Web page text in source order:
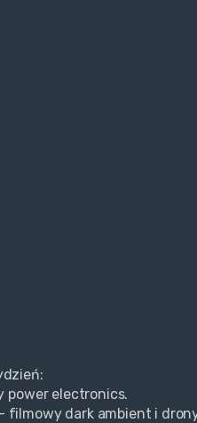
power electronics.
filmowy dark ambient i